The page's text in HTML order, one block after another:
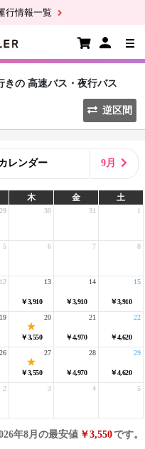
行情報一覧
きの 高速バス・夜行バス
逆区間
レンダー 9月
木 金 土
29 30 31 1
5 6 7 8
12
￥3,910
13
￥3,910
14
￥3,910
15
19
￥3,550
20
￥4,970
21
￥4,620
22
26
￥3,550
27
￥4,970
28
￥4,620
29
2 3 4 5
年8月の最安値 ￥3,550です。